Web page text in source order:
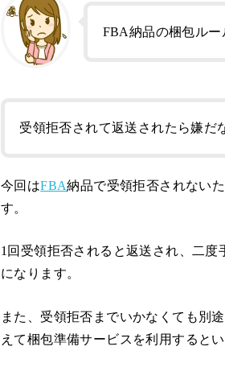
FBA納品の梱包ル
受領拒否されて返送されたら嫌だ
今回はFBA納品で受領拒否されない
す。
1回受領拒否されると返送され、二
になります。
また、受領拒否までいかなくても別
えて梱包準備サービスを利用すると